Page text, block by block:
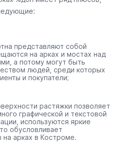
представляют собой
на арках и мостах над
а потому могут быть
людей, среди которых
и покупатели;
растяжки позволяет
графической и текстовой
используются яркие
обусловливает
арках в Костроме.